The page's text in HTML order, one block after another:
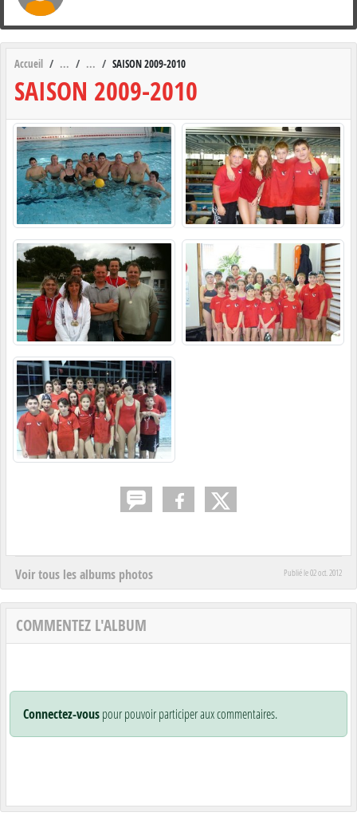
Accueil SAISON 2009-2010
SAISON 2009-2010
Voir tous les albums photos Publié le02 oct. 2012
COMMENTEZ L'ALBUM
Connectez-vouspour pouvoir participer aux commentaires.